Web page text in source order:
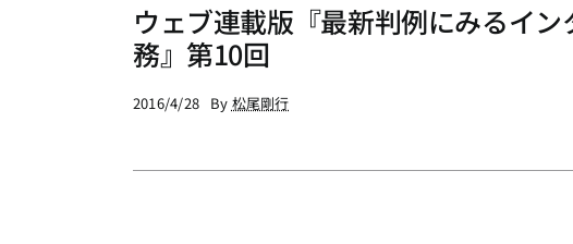
ウェブ連載版『最新判例にみるイ
務』第10回
2016/4/28 By 松尾剛行